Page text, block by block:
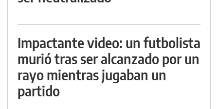
Impactante video: un futbolista
murió tras ser alcanzado por un
rayo mientras jugaban un
partido